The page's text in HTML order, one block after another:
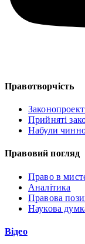
Правотворчість
Прийняті
Набули
Правовий погляд
Право в
Аналітика
Правова
Наукова
Відео